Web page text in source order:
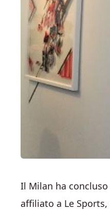
Il Milan ha concluso
affiliato a Le